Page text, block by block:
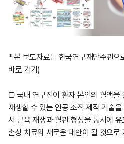
* 본 보도자료는 한국연구재단주관으
바로 가기)
□ 국내 연구진이 환자 본인의 혈액을
재생할 수 있는 인공 조직 제작 기술
서 근육 재생과 혈관 형성을 동시에
손상 치료의 새로운 대안이 될 것으로